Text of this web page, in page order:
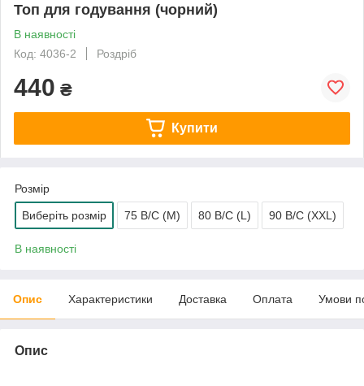
Топ для годування (чорний)
В наявності
Код: 4036-2
Роздріб
440 ₴
Купити
Розмір
Виберіть розмір 75 B/C (M) 80 B/C (L) 90 B/C (XXL)
В наявності
Опис Характеристики Доставка Оплата Умови
Опис